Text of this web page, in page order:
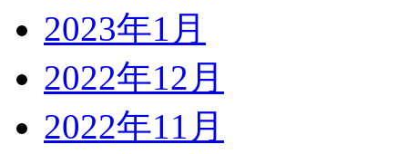
2023年1月
2022年12月
2022年11月